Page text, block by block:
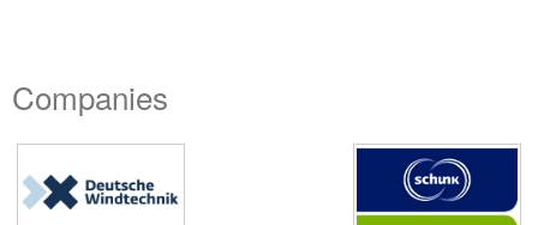
Companies